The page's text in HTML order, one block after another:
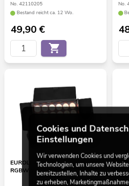
No. 42110205
Bestand reicht ca. 12 Wo.
49,90€
No.
EUROLITE Multiflood IP 18x10W
RGBW Wash CRMX
Cookies und
Einstellungen
Wir verwenden Cookies und
Technologien, um unsere
bereitzustellen, Inhalte zu
zu erheben,